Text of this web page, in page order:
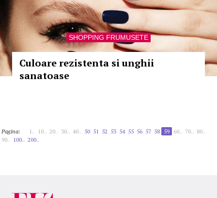
SHOPPING FRUMUSETE
Culoare rezistenta si unghii
sanatoase
Pagina: 1.. 10.. 20.. 30.. 40.. 50 51 52 53 54 55 56 57 58 59 60.. 70.. 80..
90.. 100.. 200..